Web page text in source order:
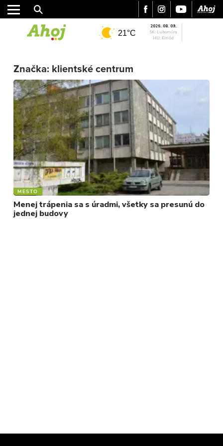
MESTO
REGIÓN
ŠPORT
KULTÚRA
FOTKY
VIDEO
MIX
21°C
2026. 08. 09.
SK: Ľubomíra
HU: Emőd
Značka: klientské centrum
MESTO
Menej trápenia sa s úradmi, všetky sa presunú do
jednej budovy